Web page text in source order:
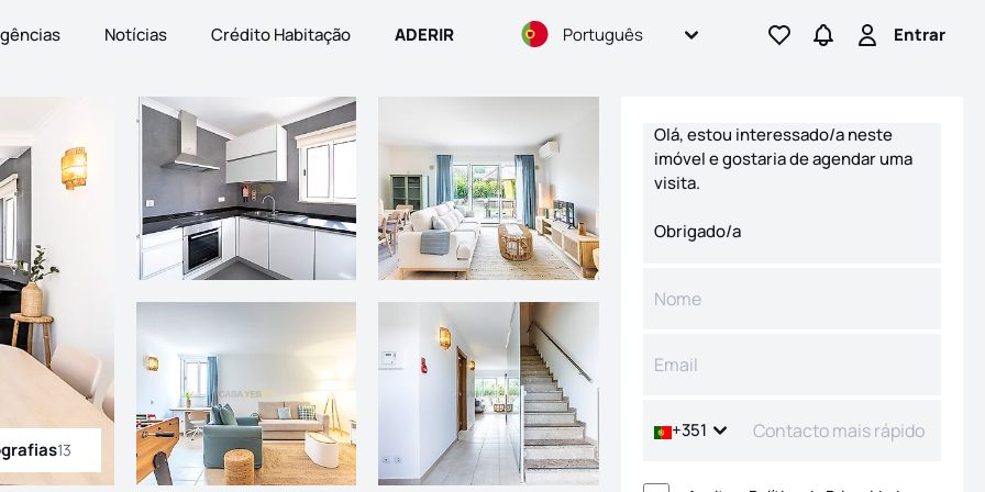
Notícias Crédito Habitação ADERIR Português Ir para os favoritos
Ir para pesquisas
Entrar
Entrar
as fotografias
13
+351